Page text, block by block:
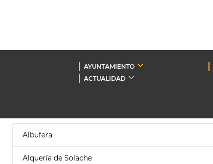
AYUNTAMIENTO
ACTUALIDAD
Albufera
Alquería de Solache